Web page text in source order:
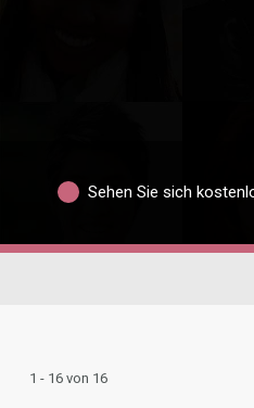
Sehen Sie sich
1 - 16 von 16